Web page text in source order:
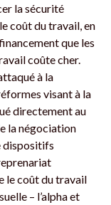
la sécurité
coût du travail, en
que les
coûte cher.
à la
visant à la
directement au
la négociation
dispositifs
le coût du travail
– l’alpha et